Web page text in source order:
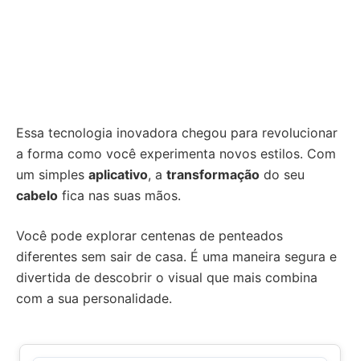
Essa tecnologia inovadora chegou para revolucionar
a forma como você experimenta novos estilos. Com
um simples aplicativo, a transformação do seu
cabelo fica nas suas mãos.
Você pode explorar centenas de penteados
diferentes sem sair de casa. É uma maneira segura e
divertida de descobrir o visual que mais combina
com a sua personalidade.